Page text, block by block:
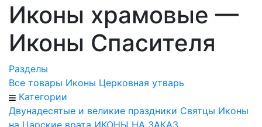
Иконы храмовые —
Иконы Спасителя
Разделы
Все товары Иконы Церковная утварь
Категории
Двунадесятые и великие праздники Святцы Иконы
на Царские врата ИКОНЫ НА ЗАКАЗ